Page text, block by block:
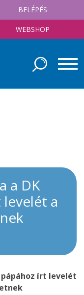
BELÉPÉS
WEBSHOP
a DK
a
pápához írt levelét